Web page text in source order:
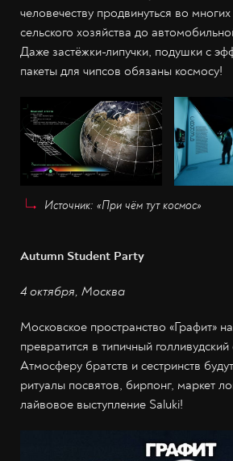
человечеству продвинуться во
сельского хозяйства до
Даже застёжки-липучки, подушки с
пакеты для чипсов обязаны космосу!
Источник: «При чём тут космос»
Autumn Student Party
4 октября, Москва
Московское пространство «Графит»
превратится в типичный
Атмосферу братств и сестринств
ритуалы посвятов, бирпонг, маркет
лайвовое выступление Saluki!